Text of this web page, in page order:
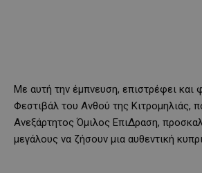
Με αυτή την έμπνευση, επιστρέφει και
Φεστιβάλ του Ανθού της Κιτρομηλιάς,
Ανεξάρτητος Όμιλος ΕπιΔραση,
μεγάλους να ζήσουν μια αυθεντική